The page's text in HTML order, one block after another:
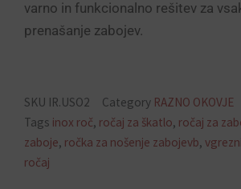
varno in funkcionalno rešitev za
prenašanje zabojev.
SKU IR.USO2 Category RAZNO OKOVJE
Tags inox roč, ročaj za škatlo, ročaj za
zaboje, ročka za nošenje zabojevb,
ročaj